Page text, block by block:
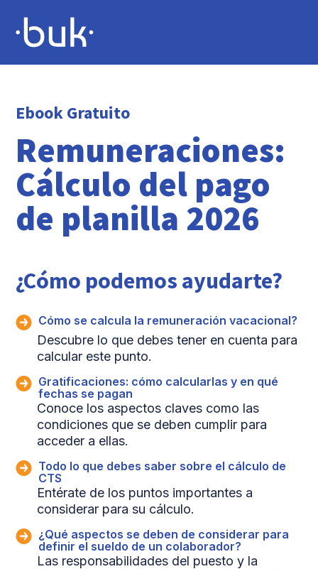
Ebook Gratuito
Remuneraciones:
Cálculo del pago
de planilla 2026
¿Cómo podemos ayudarte?
Cómo se calcula la remuneración vacacional?
Descubre lo que debes tener en cuenta para
calcular este punto.
Gratificaciones: cómo calcularlas y en qué
fechas se pagan
Conoce los aspectos claves como las
condiciones que se deben cumplir para
acceder a ellas.
Todo lo que debes saber sobre el cálculo de
CTS
Entérate de los puntos importantes a
considerar para su cálculo.
¿Qué aspectos se deben de considerar para
definir el sueldo de un colaborador?
Las responsabilidades del puesto y la